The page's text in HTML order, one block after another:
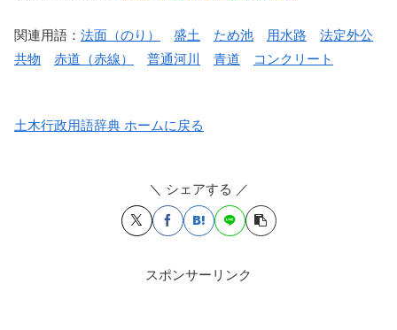
関連用語： 法面（のり） 盛土 ため池 用水路
法定外公
共物
赤道（赤線） 普通河川 青道 コンクリート
土木行政用語辞典 ホームに戻る
＼ シェアする ／
スポンサーリンク